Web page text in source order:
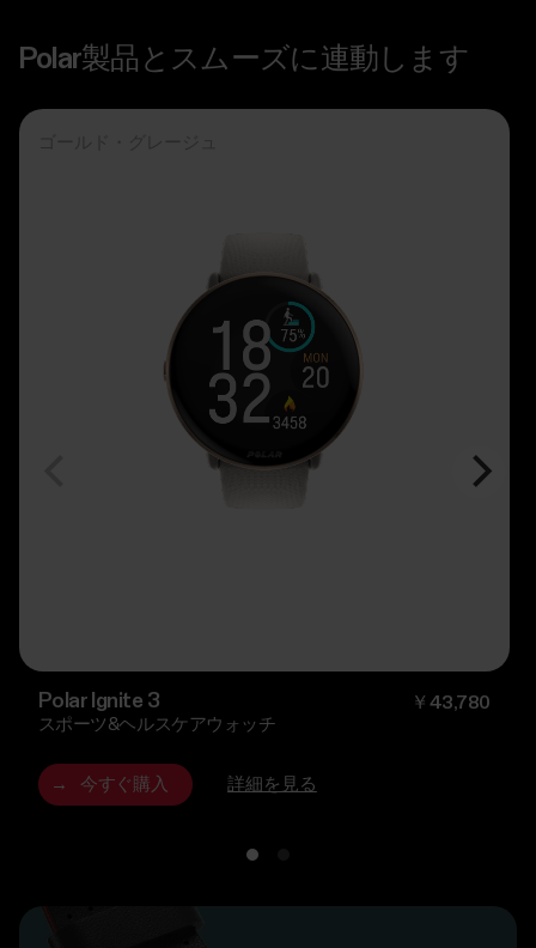
Polar製品とスムーズに連動します
Polar Ignite 3
スポーツ&ヘルスケアウォッチ
￥43,780
→ 今すぐ購入 詳細を見る